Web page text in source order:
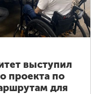
выступил
проекта по
для